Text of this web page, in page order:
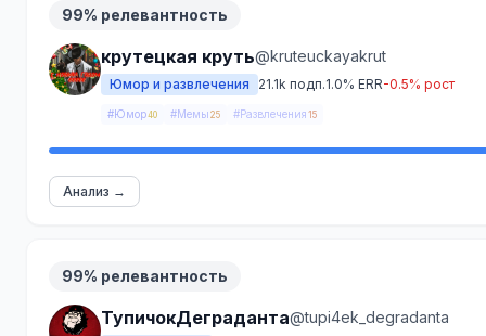
99% релевантность
крутецкая круть@kruteuckayakrut
Юмор и развлечения 21.1k подп.1.0% ERR-0.5% рост
#Юмор40 #Мемы 25 #Развлечения 15
Анализ →
99% релевантность
ТупичокДеграданта@tupi4ek_degradanta